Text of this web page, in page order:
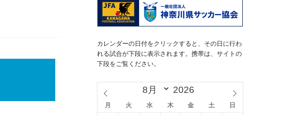
カレンダーの日付をクリックすると、その日に行わ
れる試合が下段に表示されます。携帯は、サイトの
下段をご覧ください。
月 火 水 木 金 土 日